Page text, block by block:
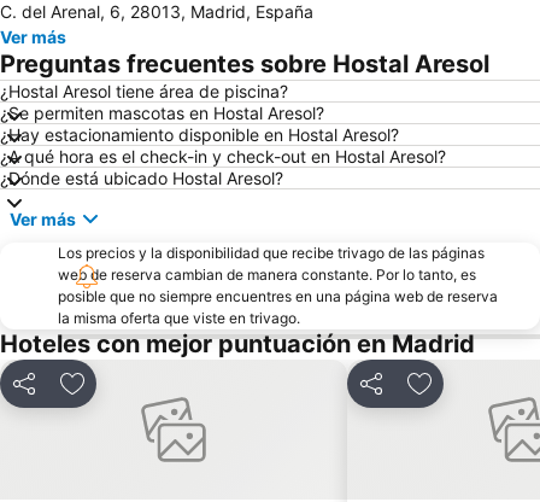
Estadio Santiago Bernabéu
Parque de El Retiro
Estación de Chamartín
San Andrés
Plaza de España
Aeropuerto T4 Metro Station
Calle Serrano
IFEMA
Plaza Mayor
Museo Nacional del Prado
De Chueca
Sol
Malasaña
Aeropuerto T1 T2 T3 Metro Station
Plaza de Cibeles
Retiro
Tetuán
La Latina
Lavapiés
Puerta de Alcalá
Acacias
Arturo Soria Metro Station
C. del Arenal, 6, 28013, Madrid, España
Ver más
Preguntas frecuentes sobre Hostal Aresol
¿Hostal Aresol tiene área de piscina?
¿Se permiten mascotas en Hostal Aresol?
¿Hay estacionamiento disponible en Hostal Aresol?
¿A qué hora es el check-in y check-out en Hostal Aresol?
¿Dónde está ubicado Hostal Aresol?
Ver más
Los precios y la disponibilidad que recibe trivago de las páginas
web de reserva cambian de manera constante. Por lo tanto, es
posible que no siempre encuentres en una página web de reserva
la misma oferta que viste en trivago.
Hoteles con mejor puntuación en Madrid
CompartirAgregar a favoritos CompartirAgregar a